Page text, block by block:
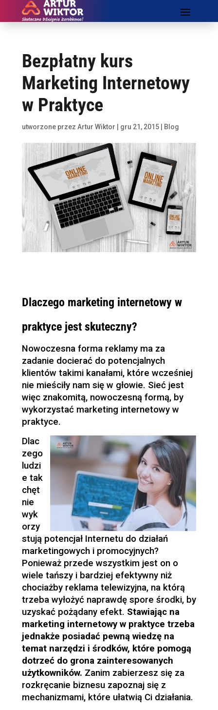
Bezpłatny kurs
Marketing Internetowy
w Praktyce
utworzone przez Artur Wiktor gru 21, 2015| Blog
Dlaczego marketing internetowy w
praktyce jest skuteczny?
Nowoczesna forma reklamy ma za
zadanie docierać do potencjalnych
klientów takimi kanałami, które wcześniej
nie mieściły nam się w głowie. Sieć jest
więc znakomitą, nowoczesną formą, by
wykorzystać marketing internetowy w
praktyce.
Dlac
zego
ludzi
e tak
chęt
nie
wyk
orzy
stują potencjał Internetu do działań
marketingowych i promocyjnych?
Ponieważ przede wszystkim jest on o
wiele tańszy i bardziej efektywny niż
chociażby reklama telewizyjna, na którą
trzeba wyłożyć naprawdę spore środki, by
uzyskać pożądany efekt. Stawiając na
marketing internetowy w praktyce trzeba
jednakże posiadać pewną wiedzę na
temat narzędzi i środków, które pomogą
dotrzeć do grona zainteresowanych
użytkowników. Zanim zabierzesz się za
rozkręcanie biznesu zapoznaj się z
mechanizmami, które ułatwią Ci działania.